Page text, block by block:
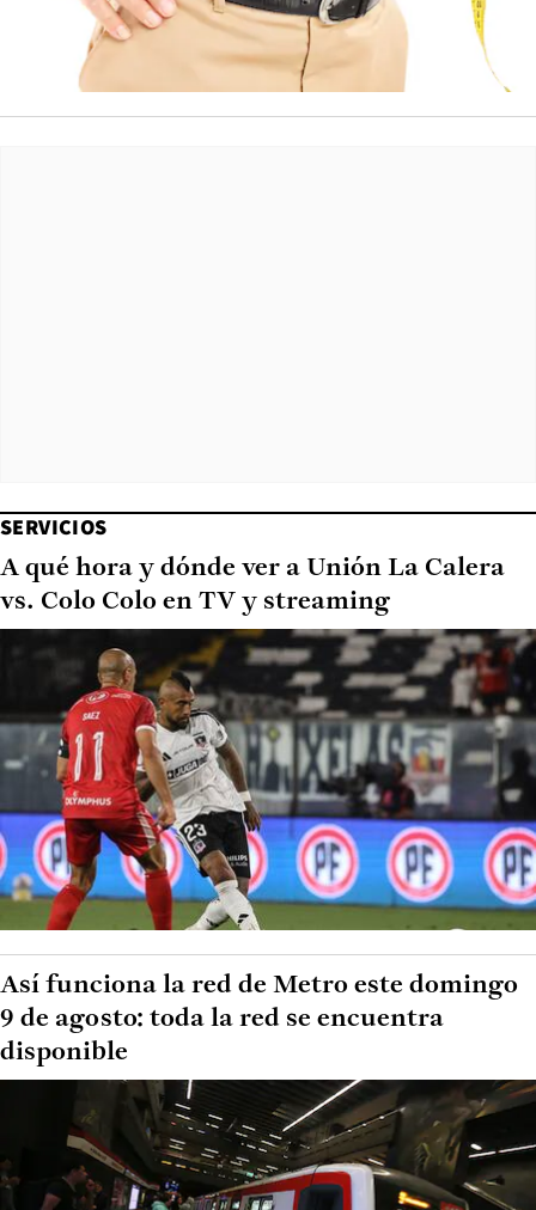
SERVICIOS
A qué hora y dónde ver a Unión La Calera
vs. Colo Colo en TV y streaming
Así funciona la red de Metro este domingo
9 de agosto: toda la red se encuentra
disponible